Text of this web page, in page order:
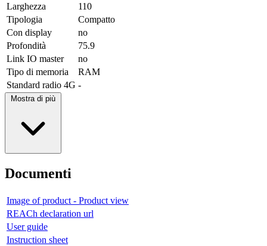
Larghezza
110
Tipologia
Compatto
Con display
no
Profondità
75.9
Link IO master
no
Tipo di memoria
RAM
Standard radio 4G -
Mostra di più
Documenti
Image of product - Product view
REACh declaration url
User guide
Instruction sheet